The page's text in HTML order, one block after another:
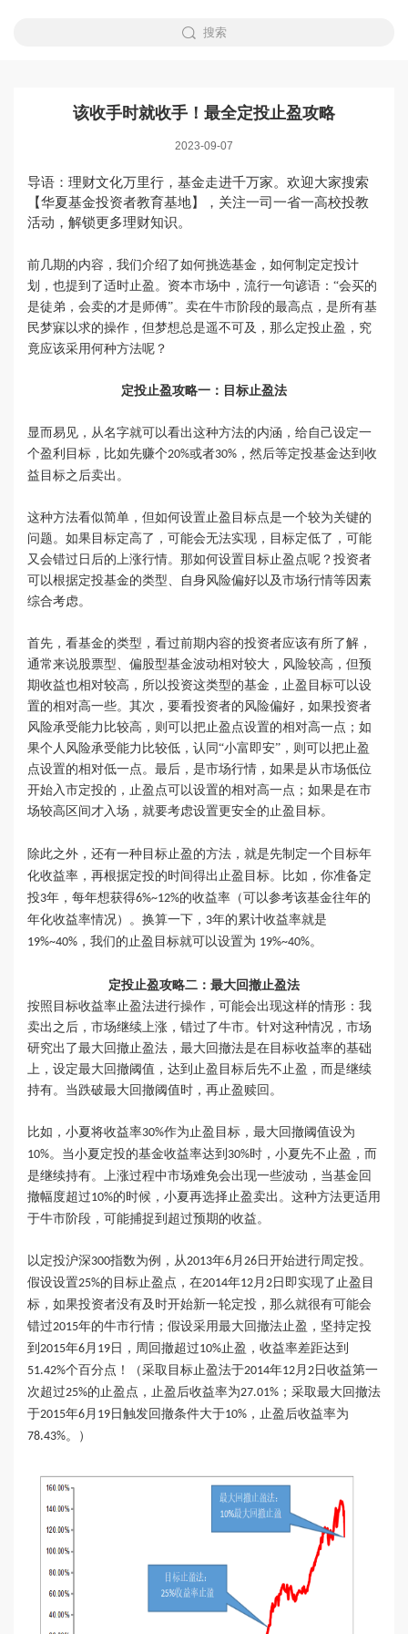
搜索
该收手时就收手！最全定投止盈攻略
2023-09-07
导语：理财文化万里行，基金走进千万家。欢迎大家搜索
【华夏基金投资者教育基地】
，关注一司一省一高校投教
活动， 解锁更多理财知识。
前几期的内容，我们介绍了如何挑选基金，如何制定定投计
划，也提到了适时止盈。 资本市场中， 流行一句谚语 ： “会买的
是徒弟，会卖的才是师傅”。 卖在牛市阶段的最高点，是所有基
民梦寐以求的操作，但梦想总是遥不可及，那么定投止盈，究
竟应该采用何种方法呢？
定投止盈攻略一：目标止盈法
显而易见，从名字就可以看出这种方法的内涵，给自己设定一
个盈利目标，比如先赚个20%或者30% ，然后等定投基金达到收
益目标之后卖出。
这种方法看似简单，但如何设置止盈目标点是一个较为关键的
问题。如果目标定高了，可能会无法实现，目标定低了，可能
又会错过日后的上涨行情。那如何设置目标止盈点呢？投资者
可以根据定投基金的类型、自身风险偏好以及市场行情等因素
综合考虑。
首先，看基金的类型，看过前期内容的投资者应该有所了解，
通常来说股票型、偏股型基金波动相对较大，风险较高，但预
期收益也相对较高，所以投资这类型的基金，止盈目标可以设
置的相对高一些。其次，要看投资者的风险偏好，如果投资者
风险承受能力比较高，则可以把止盈点设置的相对高一点；如
果个人风险承受能力比较低，认同 “小富即安”，则可以把止盈
点设置的相对低一点。最后，是市场行情，如果是从市场低位
开始入市定投的，止盈点可以设置的相对高一点；如果是在市
场较高区间才入场，就要考虑设置更安全的止盈目标。
除此之外 ，还有一种目标止盈的方法， 就是先制定一个目标年
化收益率，再根据定投的时间得出止盈目标。比如，你准备定
投3年，每年想获得6%~12%的收益率（可以参考该基金往年的
年化收益率情况）。换算一下， 3年的累计收益率就是
19%~40% ，我们的止盈目标就可以设置为 19%~40%。
定投止盈攻略二：最大回撤止盈法
按照目标收益率止盈法进行操作，可能会出现这样的情形：我
卖出之后，市场继续上涨，错过了牛市。针对这种情况，市场
研究出了最大回撤止盈法，最大回撤法是在目标收益率的基础
上，设定最大回撤阈值，达到止盈目标后先不止盈，而是继续
持有。当跌破最大回撤阈值时，再止盈赎回。
比如，小夏将收益率30%作为止盈目标，最大回撤阈值设为
10%。当小夏定投的基金收益率达到 30%时，小夏先不止盈，而
是继续持有。上涨过程中市场难免会出现一些波动，当基金回
撤幅度超过10%的时候，小夏再选择止盈卖出。这种方法更适用
于牛市阶段，可能捕捉到超过预期的收益。
以定投沪深300指数为例，从2013年6月 26 日 开始进行周定投。
假设设置25%的目标止盈点， 在2014年12月 2 日 即实现了止盈 目
标 ，如果投资者没有及时开始新一轮定投， 那么就很有可能会
错过2015年的牛市行情； 假设采用最大回撤法止盈 ，坚持定投
到 2015年6月 19 日，周 回撤超过10%止盈，收益率差距达到
51.42%个百分点！（采取目标止盈法于2014年12月 2 日收益第一
次超过25%的止盈点，止盈后收益率为27.01% ；采取最大回撤法
于2015年6月 19 日触发回撤条件大于10% ，止盈后收益率为
78.43%。）